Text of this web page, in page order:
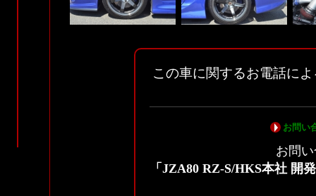
この車に関するお電話に
お問い
お問
「JZA80 RZ-S/HKS本社 開